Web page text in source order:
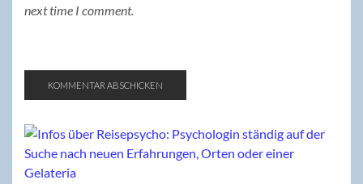
next time I comment.